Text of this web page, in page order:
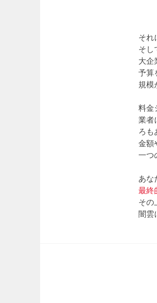
それ
そし
大企
予算
規模
料金
業者
ろも
金額
一つ
あな
最終
その
闇雲